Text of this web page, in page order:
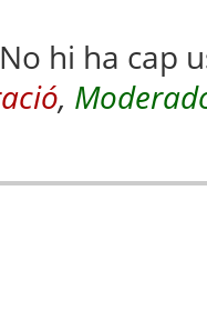
hi ha cap
,